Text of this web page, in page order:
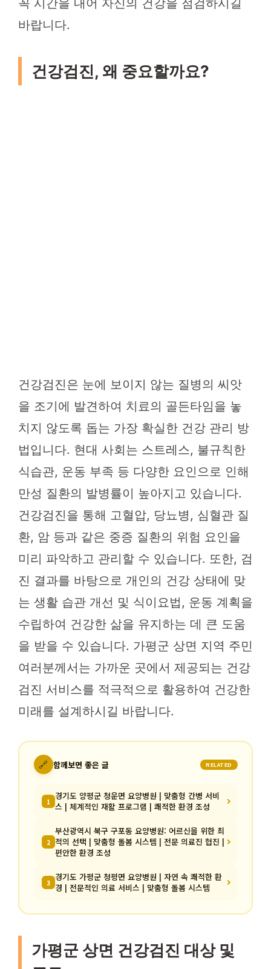
바랍니다.
건강검진, 왜 중요할까요?
건강검진은 눈에 보이지 않는 질병의 씨앗
을 조기에 발견하여 치료의 골든타임을 놓
치지 않도록 돕는 가장 확실한 건강 관리 방
법입니다. 현대 사회는 스트레스, 불규칙한
식습관, 운동 부족 등 다양한 요인으로 인해
만성 질환의 발병률이 높아지고 있습니다.
건강검진을 통해 고혈압, 당뇨병, 심혈관 질
환, 암 등과 같은 중증 질환의 위험 요인을
미리 파악하고 관리할 수 있습니다. 또한, 검
진 결과를 바탕으로 개인의 건강 상태에 맞
는 생활 습관 개선 및 식이요법, 운동 계획을
수립하여 건강한 삶을 유지하는 데 큰 도움
을 받을 수 있습니다. 가평군 상면 지역 주민
여러분께서는 가까운 곳에서 제공되는 건강
검진 서비스를 적극적으로 활용하여 건강한
미래를 설계하시길 바랍니다.
🔗 함께보면 좋은 글 RELATED
1 경기도 양평군 청운면 요양병원 | 맞춤형 간병 서비
스 | 체계적인 재활 프로그램 | 쾌적한 환경 조성
2
부산광역시 북구 구포동 요양병원: 어르신을 위한 최
적의 선택 | 맞춤형 돌봄 시스템 | 전문 의료진 협진 |
편안한 환경 조성
3 경기도 가평군 청평면 요양병원 | 자연 속 쾌적한 환
경 | 전문적인 의료 서비스 | 맞춤형 돌봄 시스템
가평군 상면 건강검진 대상 및